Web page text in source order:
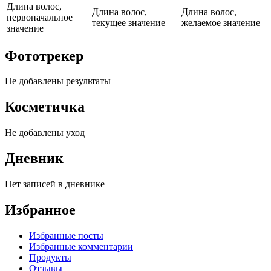
Длина волос,
первоначальное
значение
Длина волос,
текущее значение
Длина волос,
желаемое значение
Фототрекер
Не добавлены результаты
Косметичка
Не добавлены уход
Дневник
Нет записей в дневнике
Избранное
Избранные посты
Избранные комментарии
Продукты
Отзывы